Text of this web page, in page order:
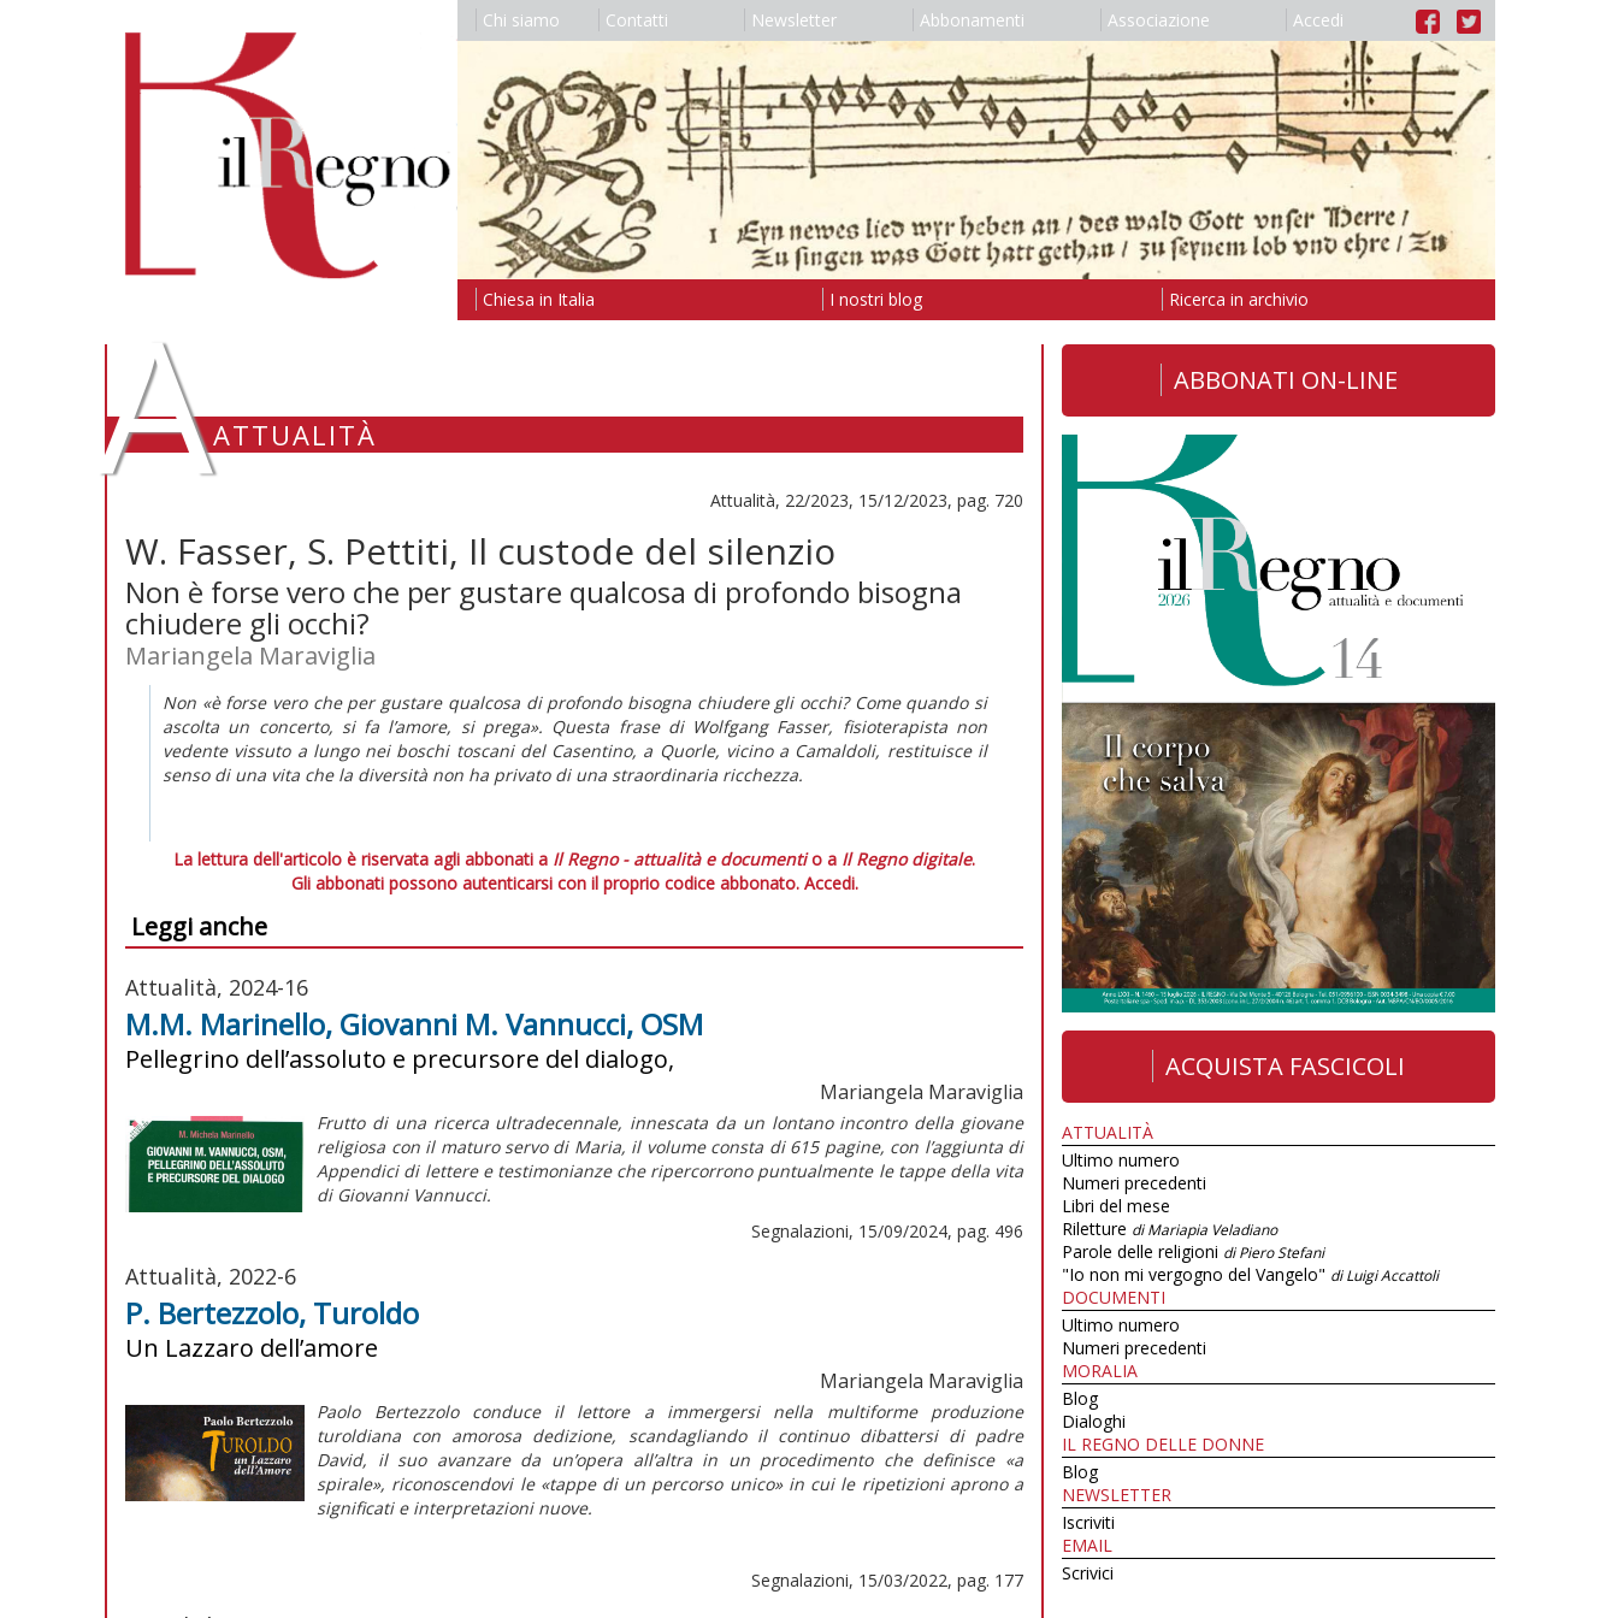
Chi siamo Contatti Newsletter Abbonamenti Associazione Accedi
Chiesa in Italia I nostri blog Ricerca in archivio
AATTUALITÀ
Attualità, 22/2023, 15/12/2023, pag. 720
W. Fasser, S. Pettiti, Il custode del silenzio
Non è forse vero che per gustare qualcosa di profondo bisogna
chiudere gli occhi?
Mariangela Maraviglia
Non «è forse vero che per gustare qualcosa di profondo bisogna chiudere gli occhi? Come quando si
ascolta un concerto, si fa l’amore, si prega». Questa frase di Wolfgang Fasser, fisioterapista non
vedente vissuto a lungo nei boschi toscani del Casentino, a Quorle, vicino a Camaldoli, restituisce il
senso di una vita che la diversità non ha privato di una straordinaria ricchezza.
La lettura dell'articolo è riservata agli abbonati a Il Regno - attualità e documentio a Il Regno digitale.
Gli abbonati possono autenticarsi con il proprio codice abbonato. Accedi.
Leggi anche
Attualità, 2024-16
M.M. Marinello, Giovanni M. Vannucci, OSM
Pellegrino dell’assoluto e precursore del dialogo,
Mariangela Maraviglia
Frutto di una ricerca ultradecennale, innescata da un lontano incontro della giovane
religiosa con il maturo servo di Maria, il volume consta di 615 pagine, con l’aggiunta di
Appendici di lettere e testimonianze che ripercorrono puntualmente le tappe della vita
di Giovanni Vannucci.
Segnalazioni, 15/09/2024, pag. 496
Attualità, 2022-6
P. Bertezzolo, Turoldo
Un Lazzaro dell’amore
Mariangela Maraviglia
Paolo Bertezzolo conduce il lettore a immergersi nella multiforme produzione
turoldiana con amorosa dedizione, scandagliando il continuo dibattersi di padre
David, il suo avanzare da un’opera all’altra in un procedimento che definisce «a
spirale», riconoscendovi le «tappe di un percorso unico» in cui le ripetizioni aprono a
significati e interpretazioni nuove.
Segnalazioni, 15/03/2022, pag. 177
ABBONATI ON-LINE
ACQUISTA FASCICOLI
ATTUALITÀ
Ultimo numero
Numeri precedenti
Libri del mese
Riletture di Mariapia Veladiano
Parole delle religioni di Piero Stefani
"Io non mi vergogno del Vangelo" di Luigi Accattoli
DOCUMENTI
Ultimo numero
Numeri precedenti
MORALIA
Blog
Dialoghi
IL REGNO DELLE DONNE
Blog
NEWSLETTER
Iscriviti
EMAIL
Scrivici